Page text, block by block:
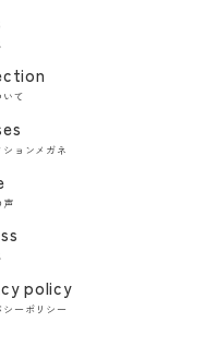
て
ションメガネ
声
policy
シーポリシー